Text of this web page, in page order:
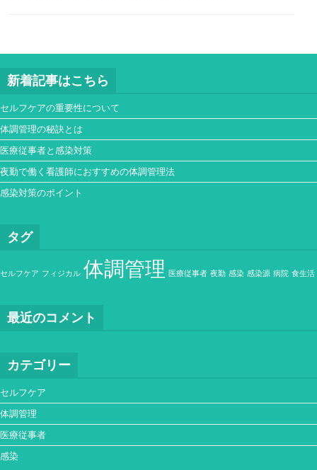
新着記事はこちら
セルフケアの重要性について
体調管理の秘訣とは
医療従事者と感染対策
夜勤で働く看護師におすすめの体調管理法
感染対策のポイント
タグ
セルフケア フィジカル 体調管理 医療従事者 夜勤 感染 感染源 病院 食生活
最近のコメント
カテゴリー
セルフケア
体調管理
医療従事者
感染